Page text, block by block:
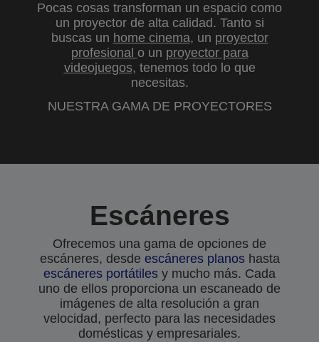
Pocas cosas transforman un espacio como
un proyector de alta calidad. Tanto si
buscas un home cinema, un proyector
profesional o un proyector para
videojuegos, tenemos todo lo que
necesitas.
NUESTRA GAMA DE PROYECTORES
Escáneres
Ofrecemos una gama de opciones de
escáneres, desde escáneres planoshasta
escáneres portátiles y mucho más. Cada
uno de ellos proporciona un escaneado de
imágenes de alta resolución a gran
velocidad, perfecto para las necesidades
domésticas y empresariales.